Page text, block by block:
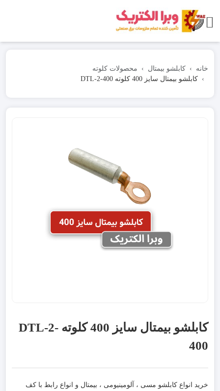
خانه کابلشو بیمتال
محصولات کلوته
کابلشو بیمتال سایز 400 کلوته DTL-2-400
کابلشو بیمتال سایز 400 کلوته DTL-2-
400
خرید انواع کابلشو مسی ، آلومینیومی ، بیمتال و انواع رابط با کف